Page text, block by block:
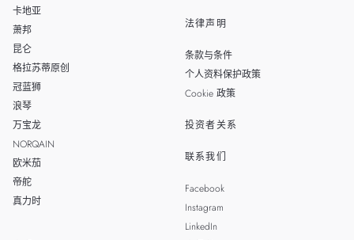
卡地亚
萧邦
昆仑
格拉苏蒂原创
冠蓝狮
浪琴
万宝龙
NORQAIN
欧米茄
帝舵
真力时
法律声明
条款与条件
个人资料保护政策
Cookie 政策
投资者关系
联系我们
Facebook
Instagram
LinkedIn